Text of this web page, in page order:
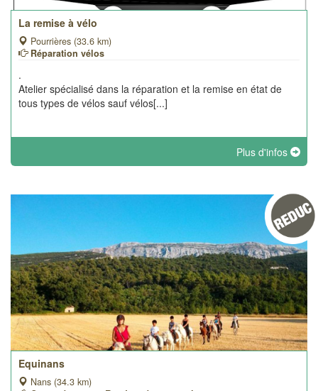
La remise à vélo
Pourrières (33.6 km)
Réparation vélos
.
Atelier spécialisé dans la réparation et la remise en état de
tous types de vélos sauf vélos[...]
Plus d'infos
Equinans
Nans (34.3 km)